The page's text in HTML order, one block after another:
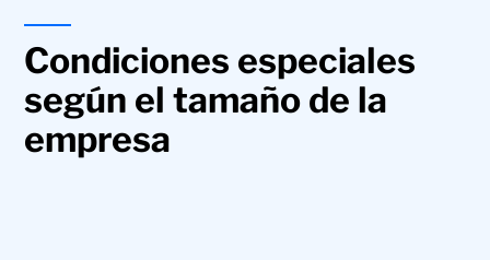
Condiciones especiales
según el tamaño de la
empresa